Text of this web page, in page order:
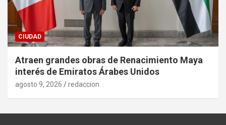
CIUDAD
Atraen grandes obras de Renacimiento Maya
interés de Emiratos Árabes Unidos
agosto 9, 2026 redaccion